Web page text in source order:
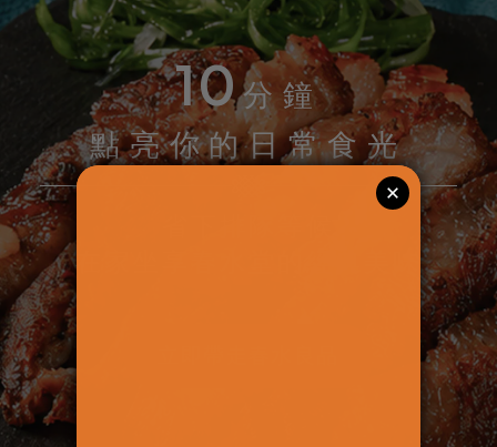
10分鐘
點亮你的日常食光
在家坐享春水堂的經典美味